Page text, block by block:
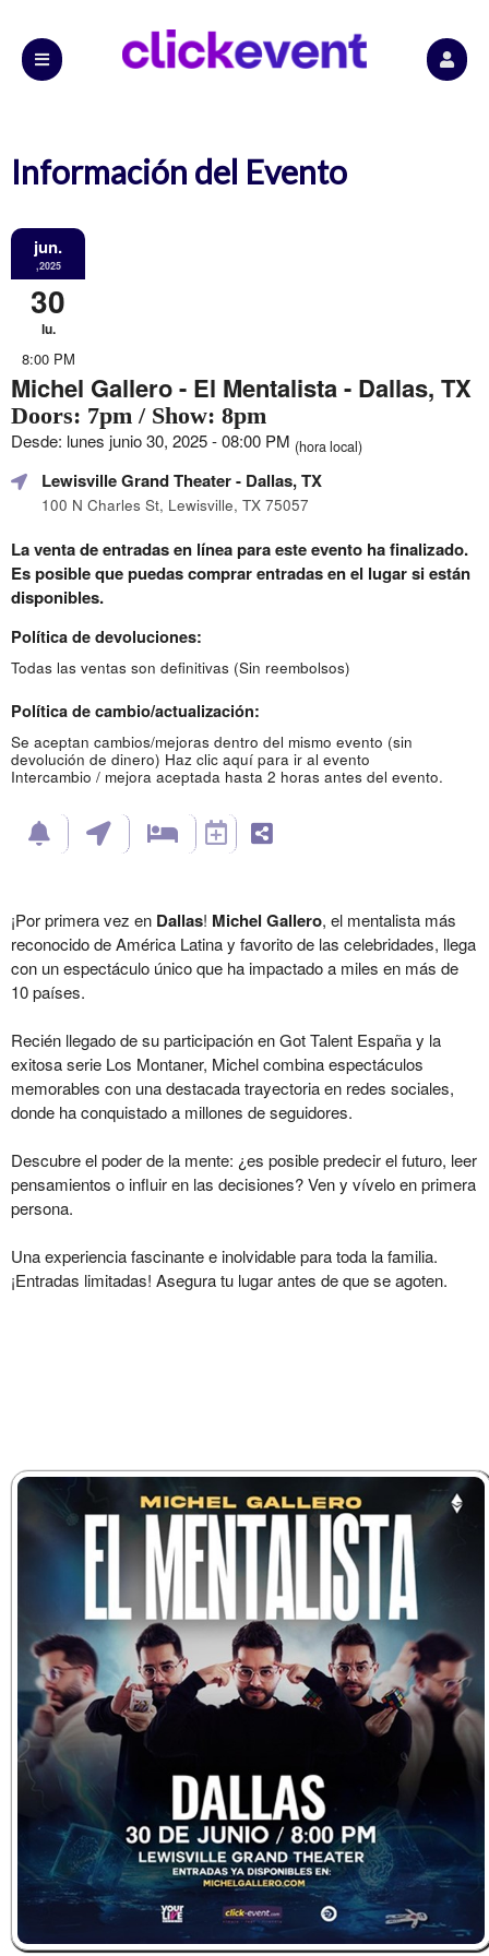
Información del Evento
jun.
,2025
30
lu.
8:00 PM
Michel Gallero - El Mentalista - Dallas, TX
Doors: 7pm / Show: 8pm
Desde: lunes junio 30, 2025 - 08:00 PM (hora local)
Lewisville Grand Theater- Dallas, TX
100 N Charles St, Lewisville, TX 75057
La venta de entradas en línea para este evento ha finalizado.
Es posible que puedas comprar entradas en el lugar si están
disponibles.
Política de devoluciones:
Todas las ventas son definitivas (Sin reembolsos)
Política de cambio/actualización:
Se aceptan cambios/mejoras dentro del mismo evento (sin
devolución de dinero) Haz clic aquí para ir al evento
Intercambio / mejora aceptada hasta 2 horas antes del evento.
¡Por primera vez en Dallas! Michel Gallero, el mentalista más
reconocido de América Latina y favorito de las celebridades, llega
con un espectáculo único que ha impactado a miles en más de
10 países.
Recién llegado de su participación en Got Talent España y la
exitosa serie Los Montaner, Michel combina espectáculos
memorables con una destacada trayectoria en redes sociales,
donde ha conquistado a millones de seguidores.
Descubre el poder de la mente: ¿es posible predecir el futuro, leer
pensamientos o influir en las decisiones? Ven y vívelo en primera
persona.
Una experiencia fascinante e inolvidable para toda la familia.
¡Entradas limitadas! Asegura tu lugar antes de que se agoten.